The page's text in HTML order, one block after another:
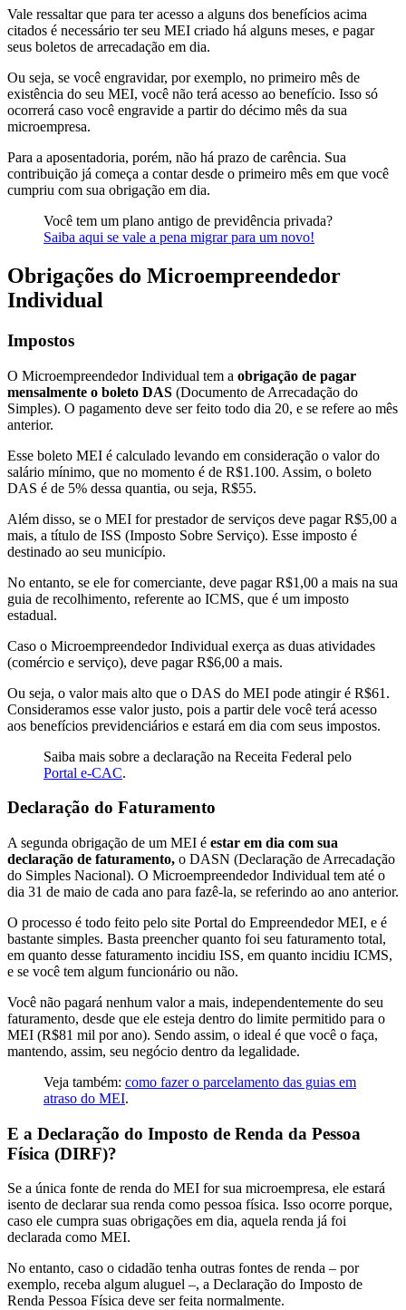
Vale ressaltar que para ter acesso a alguns dos benefícios acima
citados é necessário ter seu MEI criado há alguns meses, e pagar
seus boletos de arrecadação em dia.
Ou seja, se você engravidar, por exemplo, no primeiro mês de
existência do seu MEI, você não terá acesso ao benefício. Isso só
ocorrerá caso você engravide a partir do décimo mês da sua
microempresa.
Para a aposentadoria, porém, não há prazo de carência. Sua
contribuição já começa a contar desde o primeiro mês em que você
cumpriu com sua obrigação em dia.
Você tem um plano antigo de previdência privada?
Saiba aqui se vale a pena migrar para um novo!
Obrigações do Microempreendedor
Individual
Impostos
O Microempreendedor Individual tem a obrigação de pagar
mensalmente o boleto DAS (Documento de Arrecadação do
Simples). O pagamento deve ser feito todo dia 20, e se refere ao mês
anterior.
Esse boleto MEI é calculado levando em consideração o valor do
salário mínimo, que no momento é de R$1.100. Assim, o boleto
DAS é de 5% dessa quantia, ou seja, R$55.
Além disso, se o MEI for prestador de serviços deve pagar R$5,00 a
mais, a título de ISS (Imposto Sobre Serviço). Esse imposto é
destinado ao seu município.
No entanto, se ele for comerciante, deve pagar R$1,00 a mais na sua
guia de recolhimento, referente ao ICMS, que é um imposto
estadual.
Caso o Microempreendedor Individual exerça as duas atividades
(comércio e serviço), deve pagar R$6,00 a mais.
Ou seja, o valor mais alto que o DAS do MEI pode atingir é R$61.
Consideramos esse valor justo, pois a partir dele você terá acesso
aos benefícios previdenciários e estará em dia com seus impostos.
Saiba mais sobre a declaração na Receita Federal pelo
Portal e-CAC.
Declaração do Faturamento
A segunda obrigação de um MEI é estar em dia com sua
declaração de faturamento, o DASN (Declaração de Arrecadação
do Simples Nacional). O Microempreendedor Individual tem até o
dia 31 de maio de cada ano para fazê-la, se referindo ao ano anterior.
O processo é todo feito pelo site Portal do Empreendedor MEI, e é
bastante simples. Basta preencher quanto foi seu faturamento total,
em quanto desse faturamento incidiu ISS, em quanto incidiu ICMS,
e se você tem algum funcionário ou não.
Você não pagará nenhum valor a mais, independentemente do seu
faturamento, desde que ele esteja dentro do limite permitido para o
MEI (R$81 mil por ano). Sendo assim, o ideal é que você o faça,
mantendo, assim, seu negócio dentro da legalidade.
Veja também: como fazer o parcelamento das guias em
atraso do MEI.
E a Declaração do Imposto de Renda da Pessoa
Física (DIRF)?
Se a única fonte de renda do MEI for sua microempresa, ele estará
isento de declarar sua renda como pessoa física. Isso ocorre porque,
caso ele cumpra suas obrigações em dia, aquela renda já foi
declarada como MEI.
No entanto, caso o cidadão tenha outras fontes de renda – por
exemplo, receba algum aluguel –, a Declaração do Imposto de
Renda Pessoa Física deve ser feita normalmente.